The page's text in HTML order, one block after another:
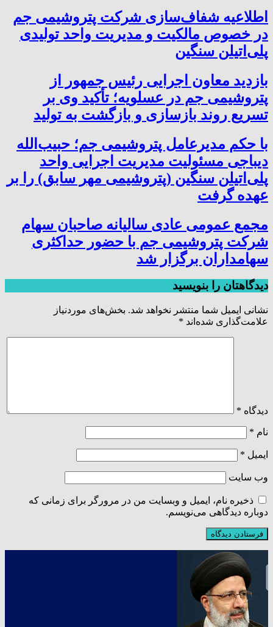
اطلاعیه شفاف‌سازی شرکت پتروشیمی جم
در خصوص مالکیت و مدیریت واحد تولیدی
پلی‌اتیلن سنگین
بازدید معاون اجرایی رئیس جمهور از
پتروشیمی جم در عسلویه؛ تأکید وی بر
تسریع روند بازسازی و بازگشت به تولید
با حکم مدیرعامل پتروشیمی جم؛ حبیب‌الله
دیباجی مسئولیت مدیریت اجرایی واحد
پلی‌اتیلن سنگین (پتروشیمی مهر سابق) را بر
عهده گرفت
مجمع عمومی عادی سالیانه صاحبان سهام
شرکت پتروشیمی جم با حضور حداکثری
سهامداران برگزار شد
دیدگاهتان را بنویسید
نشانی ایمیل شما منتشر نخواهد شد. بخش‌های موردنیاز
علامت‌گذاری شده‌اند *
دیدگاه *
نام *
ایمیل *
وب‌ سایت
ذخیره نام، ایمیل و وبسایت من در مرورگر برای زمانی که
دوباره دیدگاهی می‌نویسم.